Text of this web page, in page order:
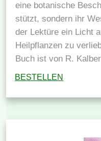
eine botanische
stützt, sondern ihr
der Lektüre ein Licht
Heilpflanzen zu
Buch ist von R.
BESTELLEN